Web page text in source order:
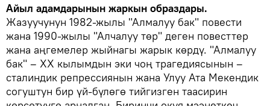
Айыл адамдарынын жаркын образдары.
Жазуучунун 1982-жылы "Алмалуу бак" повести
жана 1990-жылы "Алчалуу төр" деген повесттер
жана аңгемелер жыйнагы жарык көрдү. "Алмалуу
бак" – XX кылымдын эки чоң трагедиясынын –
сталиндик репрессиянын жана Улуу Ата Мекендик
согуштун бир үй-бүлөгө тийгизген таасирин